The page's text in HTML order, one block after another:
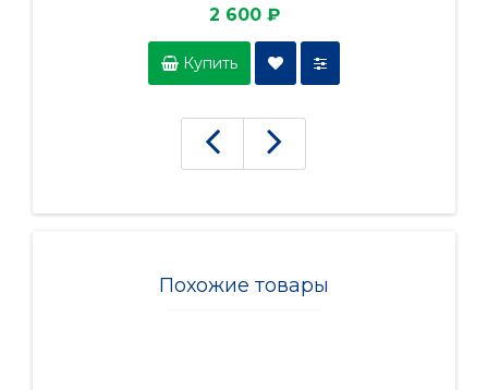
2 600 ₽
Купить
Похожие товары